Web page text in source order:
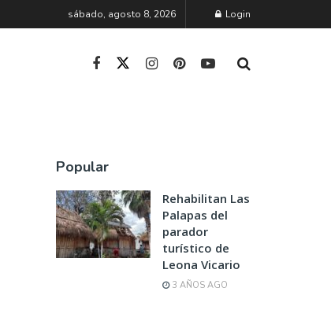
sábado, agosto 8, 2026 Login
Popular
Rehabilitan Las
Palapas del
parador
turístico de
Leona Vicario
3 AÑOS AGO